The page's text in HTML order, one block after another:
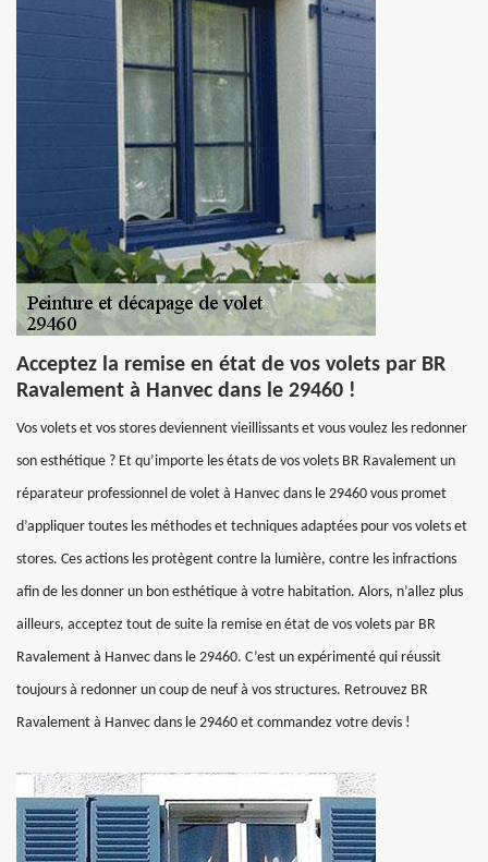
Acceptez la remise en état de vos volets par BR
Ravalement à Hanvec dans le 29460 !
Vos volets et vos stores deviennent vieillissants et vous voulez les redonner
son esthétique ? Et qu’importe les états de vos volets BR Ravalement un
réparateur professionnel de volet à Hanvec dans le 29460 vous promet
d’appliquer toutes les méthodes et techniques adaptées pour vos volets et
stores. Ces actions les protègent contre la lumière, contre les infractions
afin de les donner un bon esthétique à votre habitation. Alors, n’allez plus
ailleurs, acceptez tout de suite la remise en état de vos volets par BR
Ravalement à Hanvec dans le 29460. C’est un expérimenté qui réussit
toujours à redonner un coup de neuf à vos structures. Retrouvez BR
Ravalement à Hanvec dans le 29460 et commandez votre devis !